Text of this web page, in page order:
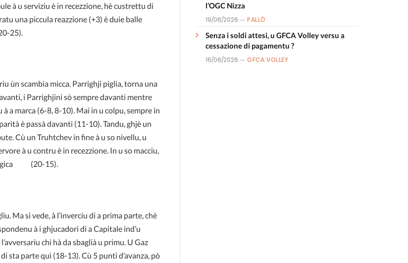
à u serviziu è in recezzione, hè custrettu di
una piccula reazzione (+3) è duie balle
25).
ùn scambia micca. Parrighji piglia, torna una
i Parrighjini sò sempre davanti mentre
a marca (6-8, 8-10). Mai in u colpu, sempre in
è passà davanti (11-10). Tandu, ghjè un
Cù un Truhtchev in fine à u so nivellu, u
à u contru è in recezzione. In u so macciu,
logica (20-15).
Ma si vede, à l’inverciu di a prima parte, chè
à i ghjucadori di a Capitale ind’u
chì hà da sbaglià u primu. U Gaz
sta parte quì (18-13). Cù 5 punti d’avanza, pò
l’OGC Nizza
19/06/2026 PALLÒ
Senza i soldi attesi, u GFCA Volley versu a
cessazione di pagamentu ?
16/06/2026 GFCA VOLLEY